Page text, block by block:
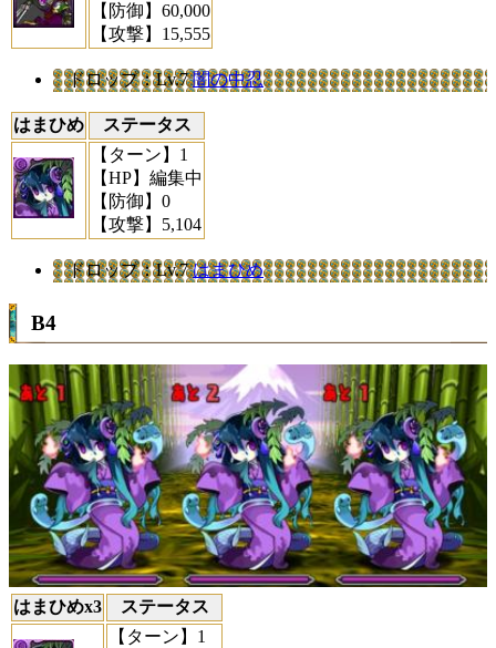
【防御】 60,000
【攻撃】 15,555
ドロップ：Lv.7闇の中忍
はまひめ
ステータス
【ターン】 1
【HP】 編集中
【防御】 0
【攻撃】 5,104
ドロップ：Lv.7はまひめ
B4
はまひめx3
ステータス
【ターン】 1